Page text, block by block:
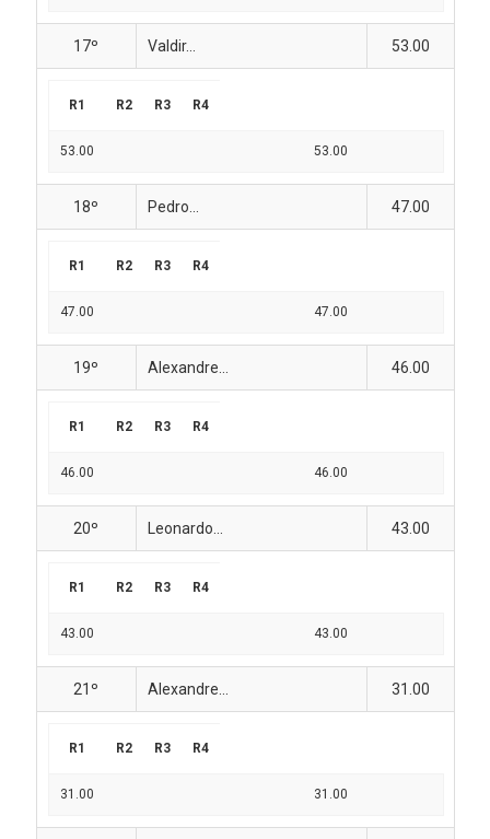
17º Valdir... 53.00
R1 R2 R3 R4
53.00 53.00
18º Pedro... 47.00
R1 R2 R3 R4
47.00 47.00
19º Alexandre... 46.00
R1 R2 R3 R4
46.00 46.00
20º Leonardo... 43.00
R1 R2 R3 R4
43.00 43.00
21º Alexandre... 31.00
R1 R2 R3 R4
31.00 31.00